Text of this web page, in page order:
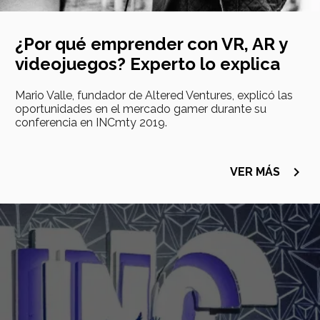
¿Por qué emprender con VR, AR y
videojuegos? Experto lo explica
Mario Valle, fundador de Altered Ventures, explicó las
oportunidades en el mercado gamer durante su
conferencia en INCmty 2019.
VER MÁS navigate_next
Imagen
principal